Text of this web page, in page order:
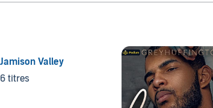
Jamison Valley
6 titres